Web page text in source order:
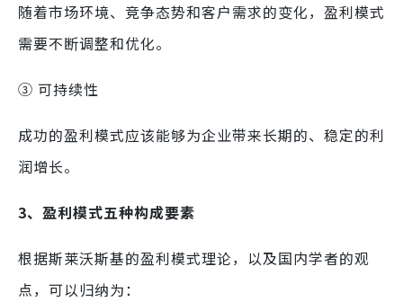
随着市场环境、竞争态势和客户需求的变化，盈利模式
需要不断调整和优化。
③ 可持续性
成功的盈利模式应该能够为企业带来长期的、稳定的利
润增长。
3、盈利模式五种构成要素
根据斯莱沃斯基的盈利模式理论，以及国内学者的观
点，可以归纳为：